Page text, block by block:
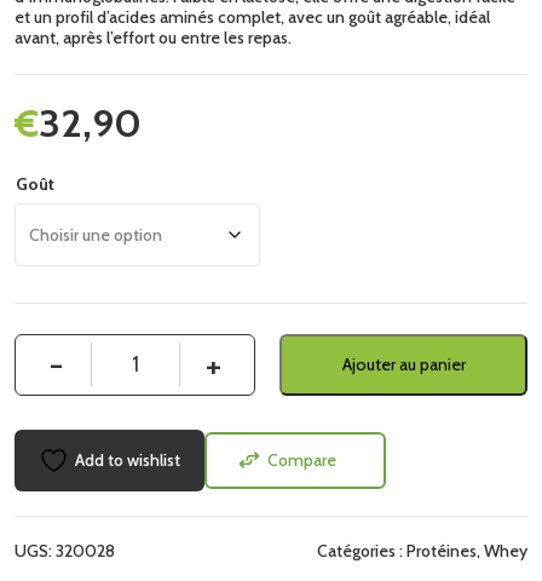
et un profil d’acides aminés complet, avec un goût agréable, idéal
avant, après l’effort ou entre les repas.
32,90
€
Goût
Ajouter au panier
Add to wishlist Compare
UGS:320028 Catégories :Protéines, Whey